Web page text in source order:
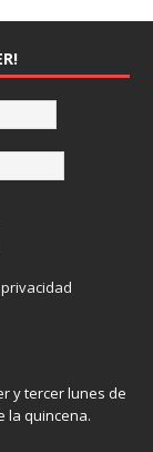
y tercer lunes de
la quincena.